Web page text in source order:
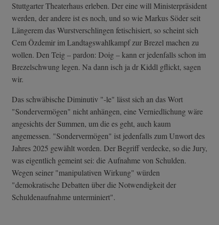
Stuttgarter Theaterhaus erleben. Der eine will Ministerpräsident
werden, der andere ist es noch, und so wie Markus Söder seit
Längerem das Wurstverschlingen fetischisiert, so scheint sich
Cem Özdemir im Landtagswahlkampf zur Brezel machen zu
wollen. Den Teig – pardon: Doig – kann er jedenfalls schon im
Brezelschwung legen. Na dann isch ja dr Kiddl gflickt, sagen
wir.
Das schwäbische Diminutiv "-le" lässt sich an das Wort
"Sondervermögen" nicht anhängen, eine Verniedlichung wäre
angesichts der Summen, um die es geht, auch kaum
angemessen. "Sondervermögen" ist jedenfalls zum Unwort des
Jahres 2025 gewählt worden. Der Begriff verdecke, so die Jury,
was eigentlich gemeint sei: die Aufnahme von Schulden.
Wegen seiner "manipulativen Wirkung" würden
"demokratische Debatten über die Notwendigkeit der
Schuldenaufnahme unterminiert".